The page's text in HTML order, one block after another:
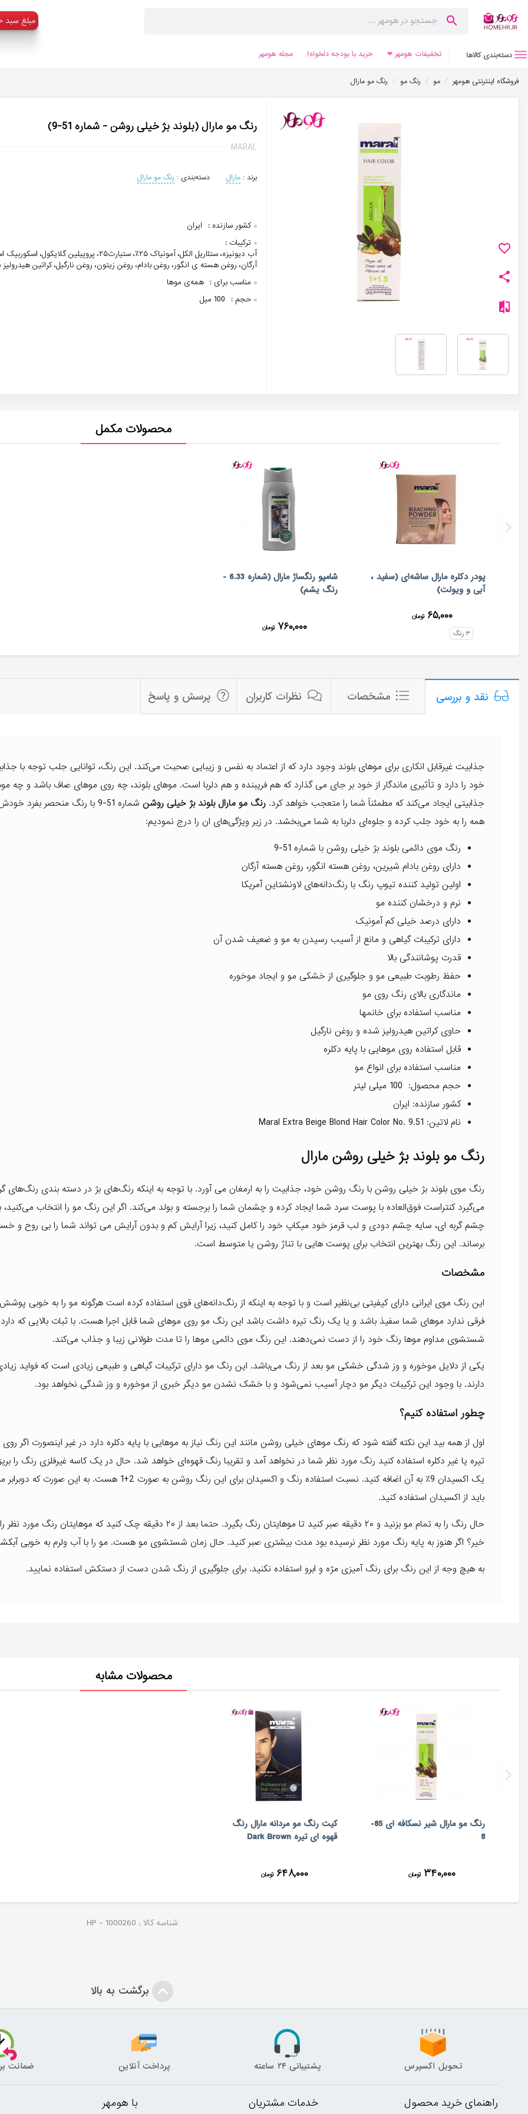
:مبلغ سبد
دسته‌بندی کالاها تخفیفات هومهر ❤ خرید با بودجه دلخواه! مجله هومهر
فروشگاه اینترنتی هومهر / مو / رنگ مو / رنگ مو مارال
رنگ مو مارال (بلوند بژ خیلی روشن - شماره 51-9)
MARAL
برند : مارال دسته‌بندی : رنگ مو مارال
کشور سازنده :
ایران
ترکیبات :
آب دیونیزه، ستئاریل الکل، آمونیاک ۲۵٪، ستيارث۲۵، پروپیلین
آرگان، روغن هسته ی انگور، روغن بادام، روغن زیتون، روغن نارگیل، کراتین هیدرولیز
مناسب برای : همه‌ی موها
حجم :
100 میل
محصولات مکمل
پودر دکلره مارال ساشه‌ای (سفید ،
آبی و ویولت)
۶۵,۰۰۰ تومان
۳ رنگ
شامپو رنگساژ مارال (شماره 6.33 -
رنگ یشم)
۷۶۰,۰۰۰ تومان
نقد و بررسی مشخصات نظرات کاربران پرسش و پاسخ
جذابیت غیرقابل انکاری برای موهای بلوند وجود دارد که از اعتماد به نفس و زیبایی صحبت می‌کند. این رنگ، توانایی جلب توجه با
خود را دارد و تأثیری ماندگار از خود بر جای می گذارد که هم فریبنده و هم دلربا است. موهای بلوند، چه روی موهای صاف باشد و چه
جذابیتی ایجاد می‌کند که مطمئناً شما را متعجب خواهد کرد. رنگ مو مارال بلوند بژ خیلی روشن
شماره 51-9 با رنگ منحصر بفرد
همه را به خود جلب کرده و جلوه‌ای دلربا به شما می‌بخشد. در زیر ویژگی‌های ان را درج نمودیم:
رنگ موی دائمی بلوند بژ خیلی روشن با شماره 51-9
دارای روغن بادام شیرین، روغن هسته انگور، روغن هسته آرگان
اولین تولید کننده تیوپ رنگ با رنگ‌دانه‌های لاونشتاین آمریکا
نرم و درخشان کننده مو
دارای درصد خیلی کم آمونیک
دارای ترکیبات گیاهی و مانع از آسیب رسیدن به مو و ضعیف شدن آن
قدرت پوشانندگی بالا
حفظ رطوبت طبیعی مو و جلوگیری از خشکی مو و ایجاد موخوره
ماندگاری بالای رنگ روی مو
مناسب استفاده برای خانمها
حاوی کراتین هیدرولیز شده و روغن نارگیل
قابل استفاده روی موهایی با پایه دکلره
مناسب استفاده برای انواع مو
حجم محصول: 100 میلی لیتر
کشور سازنده: ایران
نام لاتین: Maral Extra Beige Blond Hair Color No. 9.51
رنگ مو بلوند بژ خیلی روشن مارال
رنگ موی بلوند بژ خیلی روشن با رنگ روشن خود، جذابیت را به ارمغان می آورد. با توجه به اینکه رنگ‌های بژ در دسته بندی رنگ‌های
می‌گیرد کنتراست فوق‌العاده با پوست سرد شما ایجاد کرده و چشمان شما را برجسته و بولد می‌کند. اگر این رنگ مو را انتخاب
چشم گربه ای، سایه چشم دودی و لب قرمز خود میکاپ خود را کامل کنید، زیرا آرایش کم و بدون آرایش می تواند شما را بی روح و
برساند. این رنگ بهترین انتخاب برای پوست هایی با تناژ روشن یا متوسط است.
مشخصات
این رنگ موی ایرانی دارای کیفیتی بی‌نظیر است و با توجه به اینکه از رنگ‌دانه‌های قوی استفاده کرده است هرگونه مو را به خوبی
فرقی ندارد موهای شما سفیذ باشد و یا یک رنگ تیره داشت باشد این رنگ مو روی موهای شما قابل اجرا هست. با ثبات بالایی که دارد
شستشوی مداوم موها رنگ خود را از دست نمی‌دهند. این رنگ موی دائمی موها را تا مدت طولانی زیبا و جذاب می‌کند.
یکی از دلایل موخوره و وز شدگی خشکی مو بعد از رنگ می‌باشد. این رنگ مو دارای ترکیبات گیاهی و طبیعی زیادی است که فواید
دارند. با وجود این ترکیبات دیگر مو دچار آسیب نمی‌شود و با خشک نشدن مو دیگر خبری از موخوره و وز شدگی نخواهد بود.
چطور استفاده کنیم؟
اول از همه بید این نکته گفته شود که رنگ موهای خیلی روشن مانند این رنگ نیاز به موهایی با پایه دکلره دارد در غیر اینصورت اگر
تیره یا غیر دکلره استفاده کنید رنگ مورد نظر شما در نخواهد آمد و تقریبا رنگ قهوه‌‌ای خواهد شد. حال در یک کاسه غیرفلزی رنگ را
یک اکسیدان 9٪ به آن اضافه کنید. نسبت استفاده رنگ و اکسیدان برای این رنگ روشن به صورت 2+1 هست. به
باید از اکسیدان استفاده کنید.
حال رنگ را به تمام مو بزنید و ۲۰ دقیقه صبر کنید تا موهایتان رنگ بگیرد. حتما بعد از ۲۰ دقیقه چک کنید که موهایتان
خیر؟ اگر هنوز به پایه رنگ مورد نظر نرسیده بود مدت بیشتری صبر کنید. حال زمان شستشوی مو هست. مو را با آب ولرم به خوبی
به هیچ وجه از این رنگ برای رنگ آمیزی مژه و ابرو استفاده نکنید. برای جلوگیری از رنگ شدن دست از دستکش استفاده نمایید.
محصولات مشابه
رنگ مو مارال شیر نسکافه ای 85-
8
۳۴۰,۰۰۰ تومان
کیت رنگ مو مردانه مارال رنگ
قهوه ای تیره Dark Brown
۶۴۸,۰۰۰ تومان
شناسه کالا : HP - 1000260
برگشت به بالا
تحویل اکسپرس پشتیبانی ۲۴ ساعته پرداخت آنلاین ضمانت
راهنمای خرید محصول خدمات مشتریان با هومهر